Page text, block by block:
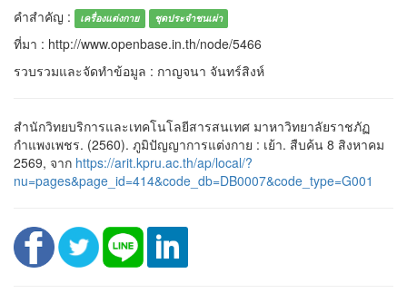
คำสำคัญ :
เครื่องแต่งกาย ชุดประจำชนเผ่า
ที่มา : http://www.openbase.in.th/node/5466
รวบรวมและจัดทำข้อมูล : กาญจนา จันทร์สิงห์
สำนักวิทยบริการและเทคโนโลยีสารสนเทศ มาหาวิทยาลัยราชภัฏ
กำแพงเพชร. (2560). ภูมิปัญญาการแต่งกาย : เย้า. สืบค้น 8 สิงหาคม
2569, จาก https://arit.kpru.ac.th/ap/local/?
nu=pages&page_id=414&code_db=DB0007&code_type=G001